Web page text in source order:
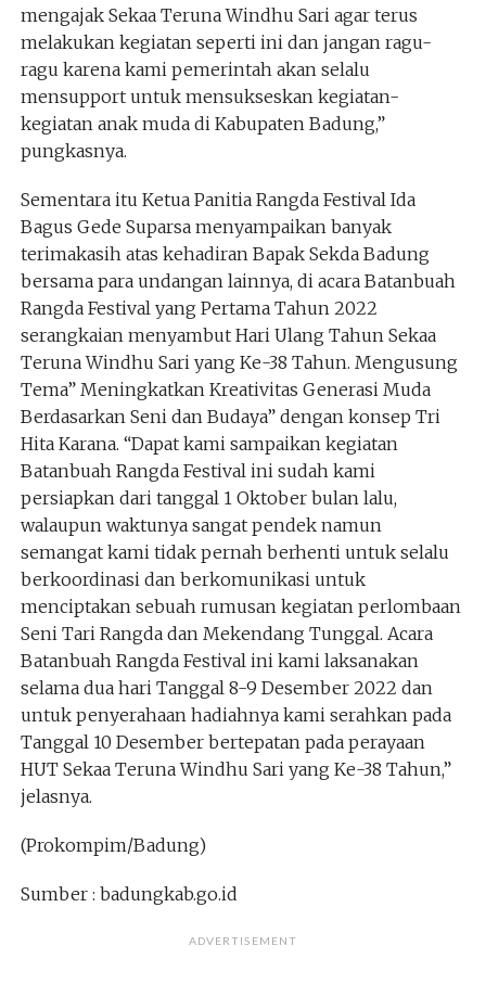
mengajak Sekaa Teruna Windhu Sari agar terus
melakukan kegiatan seperti ini dan jangan ragu-
ragu karena kami pemerintah akan selalu
mensupport untuk mensukseskan kegiatan-
kegiatan anak muda di Kabupaten Badung,”
pungkasnya.
Sementara itu Ketua Panitia Rangda Festival Ida
Bagus Gede Suparsa menyampaikan banyak
terimakasih atas kehadiran Bapak Sekda Badung
bersama para undangan lainnya, di acara Batanbuah
Rangda Festival yang Pertama Tahun 2022
serangkaian menyambut Hari Ulang Tahun Sekaa
Teruna Windhu Sari yang Ke-38 Tahun. Mengusung
Tema” Meningkatkan Kreativitas Generasi Muda
Berdasarkan Seni dan Budaya” dengan konsep Tri
Hita Karana. “Dapat kami sampaikan kegiatan
Batanbuah Rangda Festival ini sudah kami
persiapkan dari tanggal 1 Oktober bulan lalu,
walaupun waktunya sangat pendek namun
semangat kami tidak pernah berhenti untuk selalu
berkoordinasi dan berkomunikasi untuk
menciptakan sebuah rumusan kegiatan perlombaan
Seni Tari Rangda dan Mekendang Tunggal. Acara
Batanbuah Rangda Festival ini kami laksanakan
selama dua hari Tanggal 8-9 Desember 2022 dan
untuk penyerahaan hadiahnya kami serahkan pada
Tanggal 10 Desember bertepatan pada perayaan
HUT Sekaa Teruna Windhu Sari yang Ke-38 Tahun,”
jelasnya.
(Prokompim/Badung)
Sumber : badungkab.go.id
ADVERTISEMENT